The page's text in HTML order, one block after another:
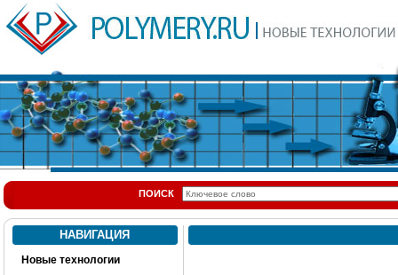
ПОИСК
НАВИГАЦИЯ
Новые технологии